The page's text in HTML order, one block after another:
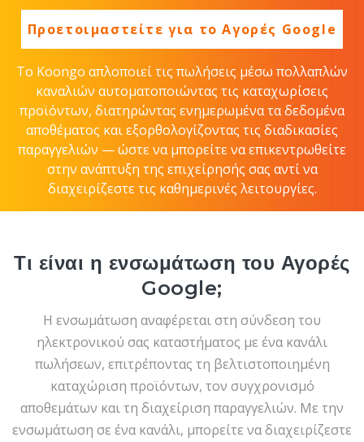
Προετοιμαστείτε για το Αγορές Google
Το Koongo απλοποιεί τις πωλήσεις μέσω πολλαπλών
καναλιών αυτοματοποιώντας τις καταχωρίσεις
προϊόντων, διατηρώντας ενημερωμένα τα δεδομένα
αποθέματος και εξορθολογίζοντας τις διαδικασίες
παραγγελιών — ώστε να μπορείτε να επικεντρωθείτε
στην ανάπτυξη της επιχείρησής σας αντί να
διαχειρίζεστε τις καθημερινές λειτουργίες.
Τι είναι η ενσωμάτωση του Αγορές
Google;
Η ενσωμάτωση αναφέρεται στη σύνδεση του
ηλεκτρονικού σας καταστήματος με ένα κανάλι
πωλήσεων, επιτρέποντας τη βελτιστοποιημένη
καταχώριση προϊόντων, τον συγχρονισμό
αποθεμάτων και τη διαχείριση παραγγελιών. Με την
ενσωμάτωση σε ένα κανάλι, μπορείτε να διαχειρίζεστε